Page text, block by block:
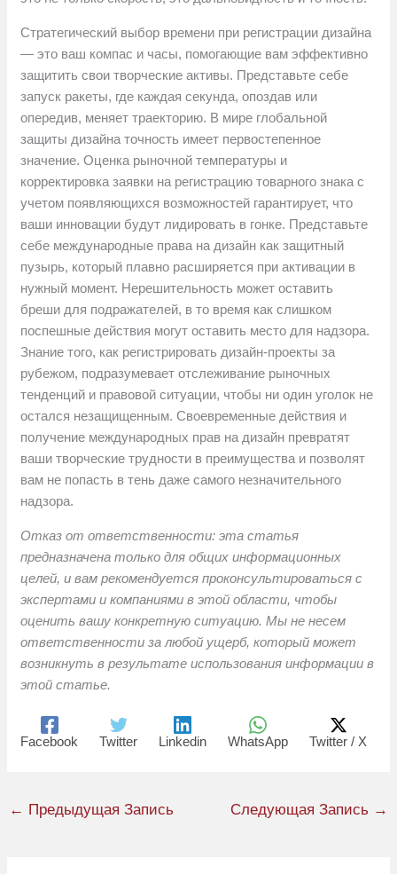
Стратегический выбор времени при регистрации дизайна
— это ваш компас и часы, помогающие вам эффективно
защитить свои творческие активы. Представьте себе
запуск ракеты, где каждая секунда, опоздав или
опередив, меняет траекторию. В мире глобальной
защиты дизайна точность имеет первостепенное
значение. Оценка рыночной температуры и
корректировка заявки на регистрацию товарного знака с
учетом появляющихся возможностей гарантирует, что
ваши инновации будут лидировать в гонке. Представьте
себе международные права на дизайн как защитный
пузырь, который плавно расширяется при активации в
нужный момент. Нерешительность может оставить
бреши для подражателей, в то время как слишком
поспешные действия могут оставить место для надзора.
Знание того, как регистрировать дизайн-проекты за
рубежом, подразумевает отслеживание рыночных
тенденций и правовой ситуации, чтобы ни один уголок не
остался незащищенным. Своевременные действия и
получение международных прав на дизайн превратят
ваши творческие трудности в преимущества и позволят
вам не попасть в тень даже самого незначительного
надзора.
Отказ от ответственности: эта статья
предназначена только для общих информационных
целей, и вам рекомендуется проконсультироваться с
экспертами и компаниями в этой области, чтобы
оценить вашу конкретную ситуацию. Мы не несем
ответственности за любой ущерб, который может
возникнуть в результате использования информации в
этой статье.
Facebook Twitter Linkedin WhatsApp Twitter / X
← Предыдущая Запись Следующая Запись →